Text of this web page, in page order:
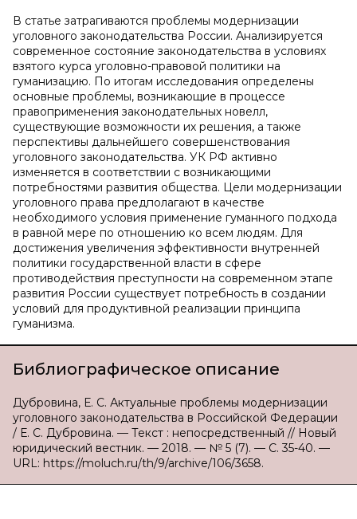
В статье затрагиваются проблемы модернизации
уголовного законодательства России. Анализируется
современное состояние законодательства в условиях
взятого курса уголовно-правовой политики на
гуманизацию. По итогам исследования определены
основные проблемы, возникающие в процессе
правоприменения законодательных новелл,
существующие возможности их решения, а также
перспективы дальнейшего совершенствования
уголовного законодательства. УК РФ активно
изменяется в соответствии с возникающими
потребностями развития общества. Цели модернизации
уголовного права предполагают в качестве
необходимого условия применение гуманного подхода
в равной мере по отношению ко всем людям. Для
достижения увеличения эффективности внутренней
политики государственной власти в сфере
противодействия преступности на современном этапе
развития России существует потребность в создании
условий для продуктивной реализации принципа
гуманизма.
Библиографическое описание
Дубровина, Е. С. Актуальные проблемы модернизации
уголовного законодательства в Российской Федерации
/ Е. С. Дубровина. — Текст : непосредственный // Новый
юридический вестник. — 2018. — № 5 (7). — С. 35-40. —
URL: https://moluch.ru/th/9/archive/106/3658.